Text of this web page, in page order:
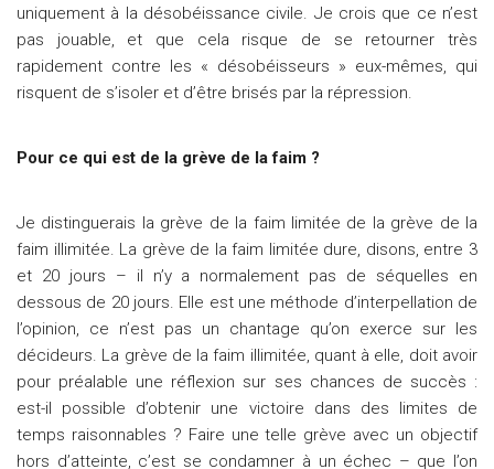
uniquement à la désobéissance civile. Je crois que ce n’est
pas jouable, et que cela risque de se retourner très
rapidement contre les « désobéisseurs » eux-mêmes, qui
risquent de s’isoler et d’être brisés par la répression.
Pour ce qui est de la grève de la faim ?
Je distinguerais la grève de la faim limitée de la grève de la
faim illimitée. La grève de la faim limitée dure, disons, entre 3
et 20 jours – il n’y a normalement pas de séquelles en
dessous de 20 jours. Elle est une méthode d’interpellation de
l’opinion, ce n’est pas un chantage qu’on exerce sur les
décideurs. La grève de la faim illimitée, quant à elle, doit avoir
pour préalable une réflexion sur ses chances de succès :
est-il possible d’obtenir une victoire dans des limites de
temps raisonnables ? Faire une telle grève avec un objectif
hors d’atteinte, c’est se condamner à un échec – que l’on